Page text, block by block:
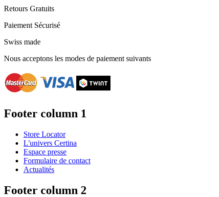
Retours Gratuits
Paiement Sécurisé
Swiss made
Nous acceptons les modes de paiement suivants
Footer column 1
Store Locator
L'univers Certina
Espace presse
Formulaire de contact
Actualités
Footer column 2